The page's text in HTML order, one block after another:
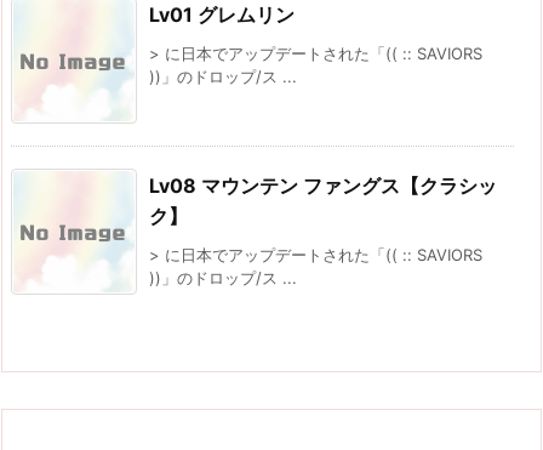
Lv01 グレムリン
> に日本でアップデートされた「(( :: SAVIORS
))」のドロップ/ス ...
Lv08 マウンテン ファングス【クラシッ
ク】
> に日本でアップデートされた「(( :: SAVIORS
))」のドロップ/ス ...